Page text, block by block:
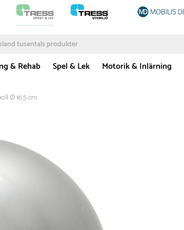
& Rehab
Spel & Lek Motorik & Inlärning
Ø 16,5 cm